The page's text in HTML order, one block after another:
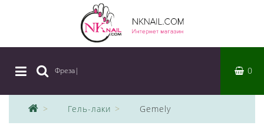
Фреза| 0
Гель-лаки Gemely